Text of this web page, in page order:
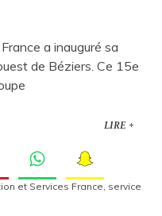
a inauguré sa
de Béziers. Ce 15e
LIRE +
et Services France service